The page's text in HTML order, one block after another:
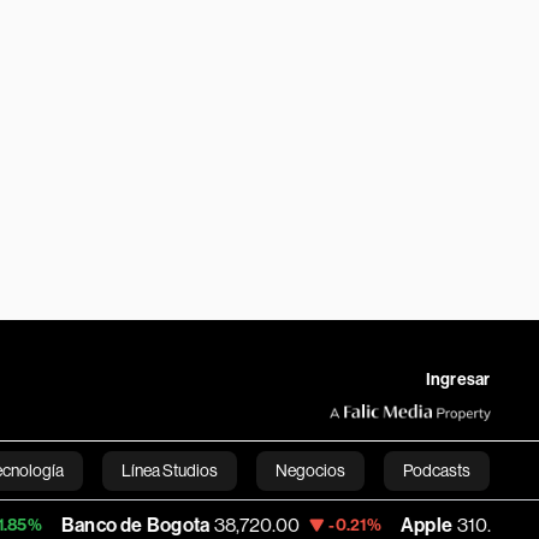
Ingresar
Línea Studios Negocios Podcasts
English
de Bogota 38,720.00 -0.21% Apple 310.94 +0.55%